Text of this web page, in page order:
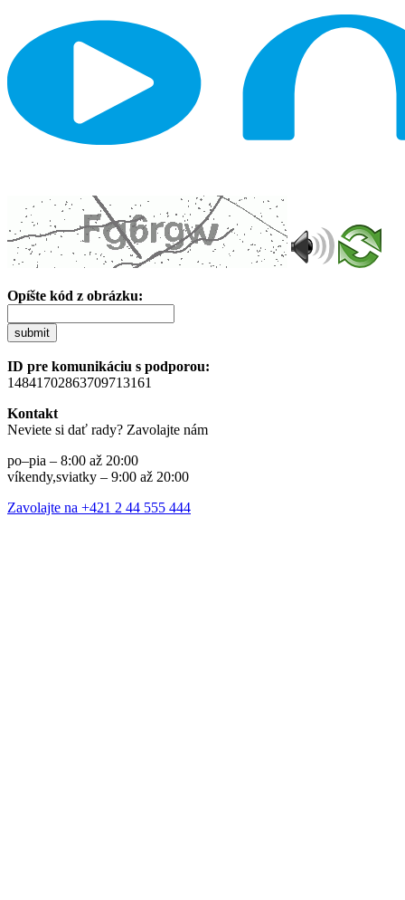
Opíšte kód z obrázku:
submit
ID pre komunikáciu s podporou:
14841702863709713161
Kontakt
Neviete si dať rady? Zavolajte nám
po–pia – 8:00 až 20:00
víkendy,sviatky – 9:00 až 20:00
Zavolajte na +421 2 44 555 444